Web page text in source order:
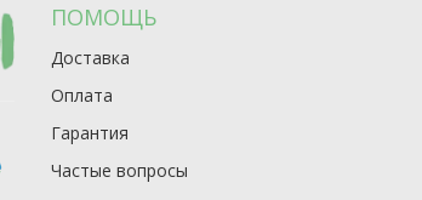
ПОМОЩЬ
Доставка
Оплата
Гарантия
Частые вопросы